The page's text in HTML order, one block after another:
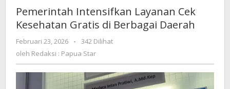
Cek
Kesehatan
Gratis
Pemerintah Intensifkan Layanan Cek
Kesehatan Gratis di Berbagai Daerah
Februari 23, 2026
oleh
Redaksi
Star
-
342 Dilihat
oleh Redaksi : Papua Star